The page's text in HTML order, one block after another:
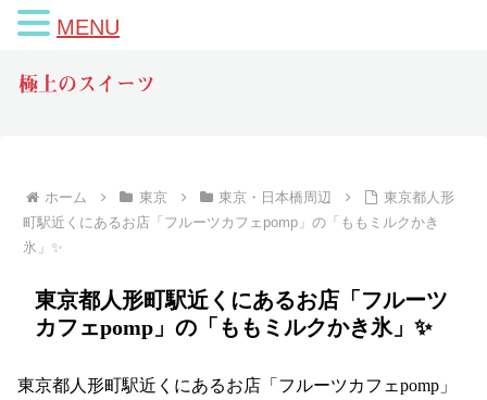
極上のスイーツ
ホーム 東京 東京・日本橋周辺
東京都人形
町駅近くにあるお店「フルーツカフェpomp」の「ももミルクかき
氷」✨
東京都人形町駅近くにあるお店「フルーツ
カフェpomp」の「ももミルクかき氷」✨
東京都人形町駅近くにあるお店「フルーツカフェpomp」
MENU